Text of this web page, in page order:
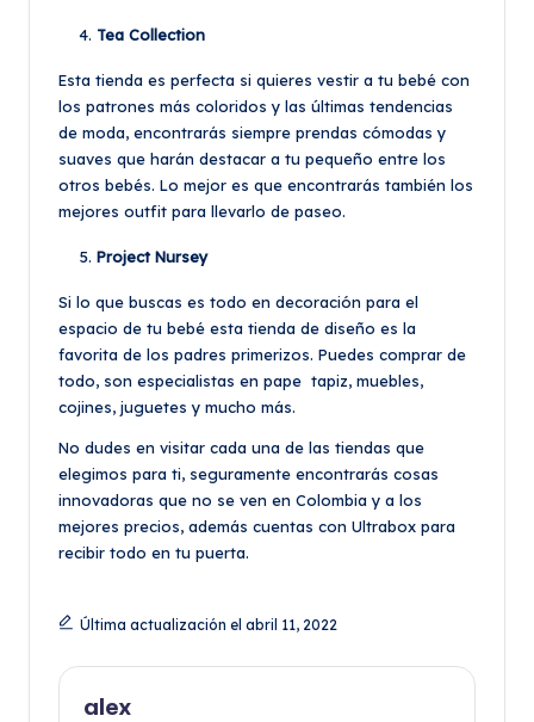
Tea Collection
Esta tienda es perfecta si quieres vestir a tu bebé con
los patrones más coloridos y las últimas tendencias
de moda, encontrarás siempre prendas cómodas y
suaves que harán destacar a tu pequeño entre los
otros bebés. Lo mejor es que encontrarás también los
mejores outfit para llevarlo de paseo.
Project Nursey
Si lo que buscas es todo en decoración para el
espacio de tu bebé esta tienda de diseño es la
favorita de los padres primerizos. Puedes comprar de
todo, son especialistas en pape tapiz, muebles,
cojines, juguetes y mucho más.
No dudes en visitar cada una de las tiendas que
elegimos para ti, seguramente encontrarás cosas
innovadoras que no se ven en Colombia y a los
mejores precios, además cuentas con Ultrabox para
recibir todo en tu puerta.
Última actualización el abril 11, 2022
alex